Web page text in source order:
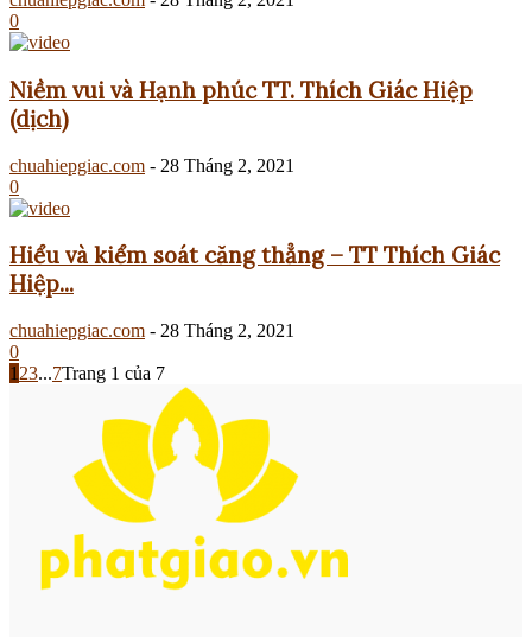
0
Niềm vui và Hạnh phúc TT. Thích Giác Hiệp
(dịch)
chuahiepgiac.com - 28 Tháng 2, 2021
0
Hiểu và kiểm soát căng thẳng – TT Thích Giác
Hiệp...
chuahiepgiac.com - 28 Tháng 2, 2021
0
1 23...7Trang 1 của 7